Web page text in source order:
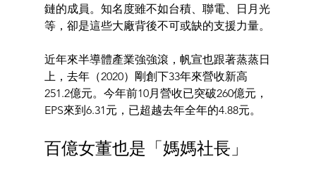
鏈的成員。知名度雖不如台積、聯電、日月光
等，卻是這些大廠背後不可或缺的支援力量。
近年來半導體產業強強滾，帆宣也跟著蒸蒸日
上，去年（2020）剛創下33年來營收新高
251.2億元。今年前10月營收已突破260億元，
EPS來到6.31元，已超越去年全年的4.88元。
百億女董也是「媽媽社長」